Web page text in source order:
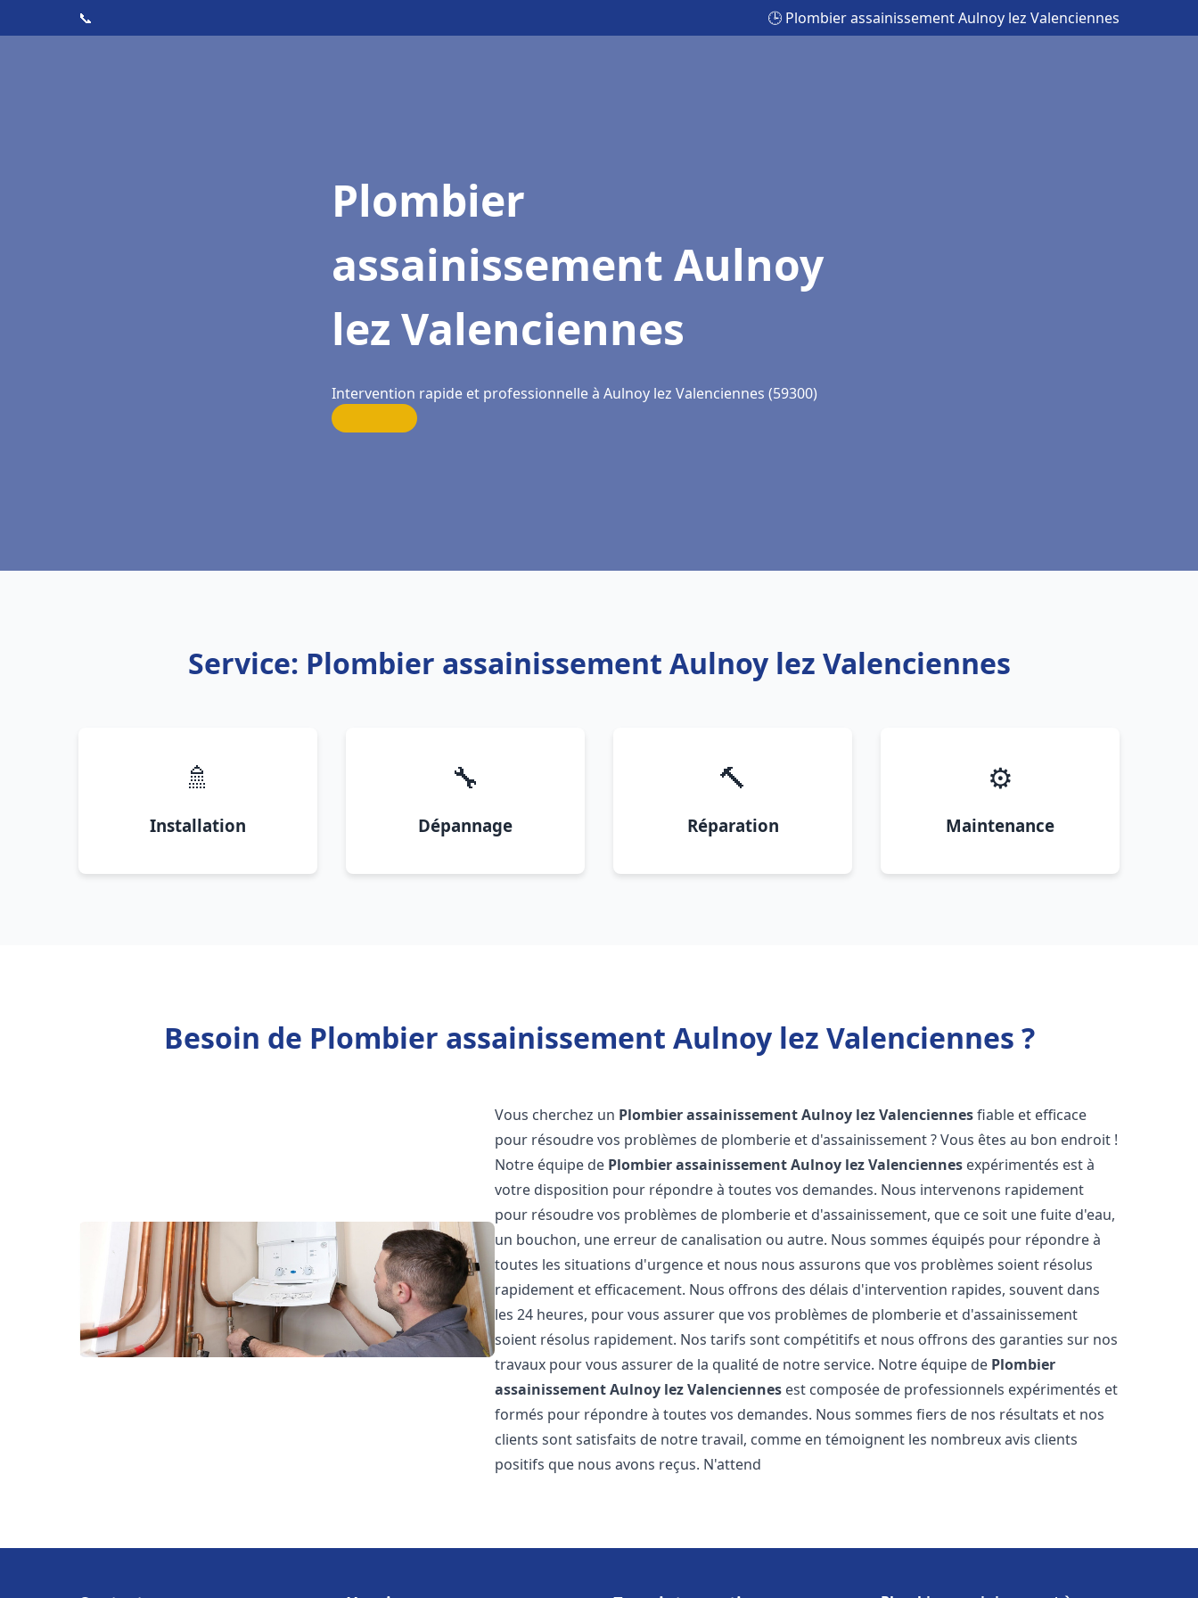
📞 🕒 Plombier assainissement Aulnoy lez Valenciennes
Plombier
assainissement Aulnoy
lez Valenciennes
Intervention rapide et professionnelle à Aulnoy lez Valenciennes (59300)
Service: Plombier assainissement Aulnoy lez Valenciennes
🚿
Installation
🔧
Dépannage
🔨
Réparation
⚙️
Maintenance
Besoin de Plombier assainissement Aulnoy lez Valenciennes ?
Vous cherchez un Plombier assainissementAulnoy lez Valenciennesfiable et efficace
pour résoudre vos problèmes de plomberie et d'assainissement ? Vous êtes au bon endroit !
Notre équipe de Plombier assainissementAulnoy lez Valenciennes expérimentés est à
votre disposition pour répondre à toutes vos demandes. Nous intervenons rapidement
pour résoudre vos problèmes de plomberie et d'assainissement, que ce soit une fuite d'eau,
un bouchon, une erreur de canalisation ou autre. Nous sommes équipés pour répondre à
toutes les situations d'urgence et nous nous assurons que vos problèmes soient résolus
rapidement et efficacement. Nous offrons des délais d'intervention rapides, souvent dans
les 24 heures, pour vous assurer que vos problèmes de plomberie et d'assainissement
soient résolus rapidement. Nos tarifs sont compétitifs et nous offrons des garanties sur nos
travaux pour vous assurer de la qualité de notre service. Notre équipe de Plombier
assainissementAulnoy lez Valenciennes est composée de professionnels expérimentés et
formés pour répondre à toutes vos demandes. Nous sommes fiers de nos résultats et nos
clients sont satisfaits de notre travail, comme en témoignent les nombreux avis clients
positifs que nous avons reçus. N'attend